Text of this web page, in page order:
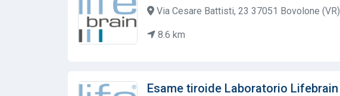
Via Cesare Battisti, 23 37051 Bovolone (VR)
8.6 km
Esame tiroide Laboratorio Lifebrain